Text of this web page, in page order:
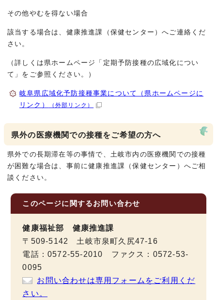
その他やむを得ない場合
該当する場合は、健康推進課（保健センター）へご連絡くだ
さい。
（詳しくは県ホームページ「定期予防接種の広域化につい
て」をご参照ください。）
岐阜県広域化予防接種事業について（県ホームページに
リンク）
（外部リンク）
県外の医療機関での接種をご希望の方へ
県外での長期滞在等の事情で、土岐市内の医療機関での接種
が困難な場合は、事前に健康推進課（保健センター）へご相
談ください。
このページに関するお問い合わせ
健康福祉部 健康推進課
〒509-5142 土岐市泉町久尻47-16
電話：0572-55-2010 ファクス：0572-53-
0095
お問い合わせは専用フォームをご利用くだ
さい。